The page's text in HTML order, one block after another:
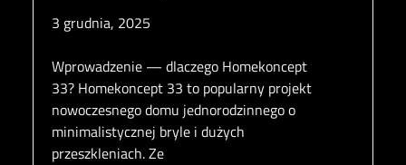
3 grudnia, 2025
Wprowadzenie — dlaczego Homekoncept
33? Homekoncept 33 to popularny projekt
nowoczesnego domu jednorodzinnego o
minimalistycznej bryle i dużych
przeszkleniach. Ze